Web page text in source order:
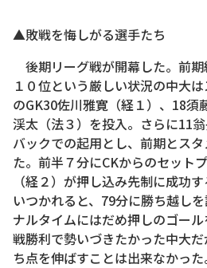
▲敗戦を悔しがる選手たち
後期リーグ戦が開幕した。前
１０位という厳しい状況の中大
のGK30佐川雅寛（経１）、18須
渓太（法３）を投入。さらに11
バックでの起用とし、前期とス
た。前半７分にCKからのセット
（経２）が押し込み先制に成功
いつかれると、79分に勝ち越し
ナルタイムにはだめ押しのゴー
戦勝利で勢いづきたかった中大
ち点を伸ばすことは出来なかった